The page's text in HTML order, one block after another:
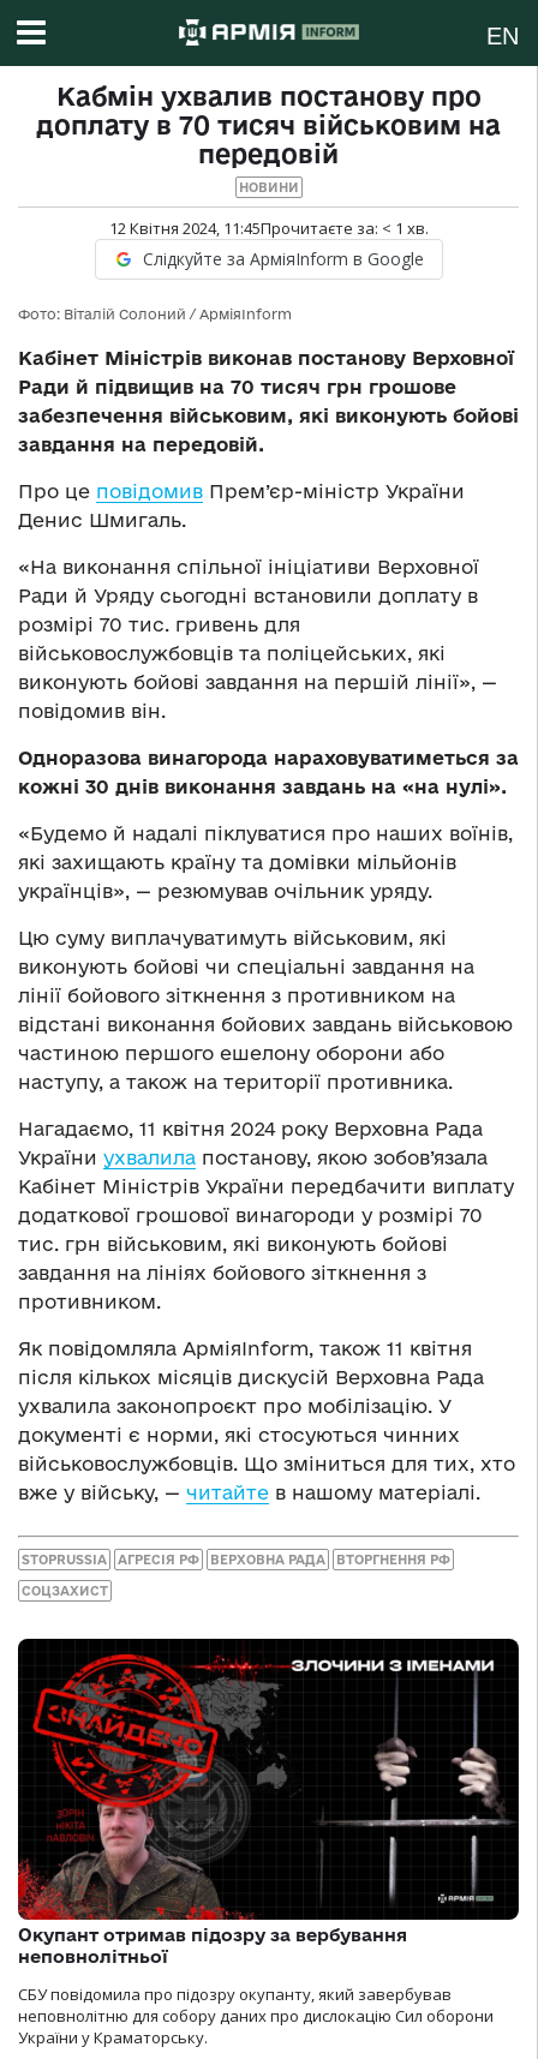
EN
Кабмін ухвалив постанову про
доплату в 70 тисяч військовим на
передовій
НОВИНИ
12 Квітня 2024, 11:45Прочитаєте за: < 1 хв.
Слідкуйте за АрміяInform в Google
Фото: Віталій Солоний / АрміяInform
Кабінет Міністрів виконав постанову Верховної
Ради й підвищив на 70 тисяч грн грошове
забезпечення військовим, які виконують бойові
завдання на передовій.
Про це повідомив Прем’єр-міністр України
Денис Шмигаль.
«На виконання спільної ініціативи Верховної
Ради й Уряду сьогодні встановили доплату в
розмірі 70 тис. гривень для
військовослужбовців та поліцейських, які
виконують бойові завдання на першій лінії», —
повідомив він.
Одноразова винагорода нараховуватиметься за
кожні 30 днів виконання завдань на «на нулі».
«Будемо й надалі піклуватися про наших воїнів,
які захищають країну та домівки мільйонів
українців», — резюмував очільник уряду.
Цю суму виплачуватимуть військовим, які
виконують бойові чи спеціальні завдання на
лінії бойового зіткнення з противником на
відстані виконання бойових завдань військовою
частиною першого ешелону оборони або
наступу, а також на території противника.
Нагадаємо, 11 квітня 2024 року Верховна Рада
України ухвалила постанову, якою зобов’язала
Кабінет Міністрів України передбачити виплату
додаткової грошової винагороди у розмірі 70
тис. грн військовим, які виконують бойові
завдання на лініях бойового зіткнення з
противником.
Як повідомляла АрміяInform, також 11 квітня
після кількох місяців дискусій Верховна Рада
ухвалила законопроєкт про мобілізацію. У
документі є норми, які стосуються чинних
військовослужбовців. Що зміниться для тих, хто
вже у війську, — читайте в нашому матеріалі.
STOPRUSSIA АГРЕСІЯ РФ ВЕРХОВНА РАДА ВТОРГНЕННЯ РФ
СОЦЗАХИСТ
Окупант отримав підозру за вербування
неповнолітньої
СБУ повідомила про підозру окупанту, який завербував
неповнолітню для собору даних про дислокацію Сил оборони
України у Краматорську.